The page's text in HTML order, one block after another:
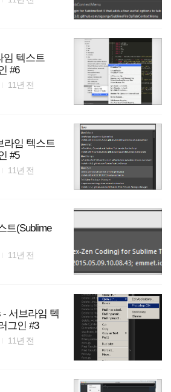
임 텍스트
#6
11년 전
라임 텍스트
#5
11년 전
트(Sublime
11년 전
- 서브라임 텍
그인 #3
11년 전